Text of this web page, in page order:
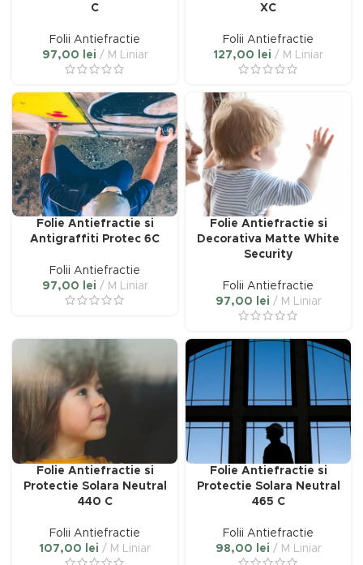
lei
C
Folii Antiefractie
97,00
lei M Liniar
XC
Folii Antiefractie
127,00
lei M Liniar
Folie Antiefractie si
Antigraffiti Protec 6C
Folii Antiefractie
97,00
lei M Liniar
Folie Antiefractie si
Decorativa Matte White
Security
Folii Antiefractie
97,00
lei M Liniar
Folie Antiefractie si
Protectie Solara Neutral
440 C
Folii Antiefractie
107,00
lei M Liniar
Folie Antiefractie si
Protectie Solara Neutral
465 C
Folii Antiefractie
98,00
lei M Liniar